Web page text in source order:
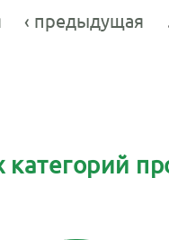
‹ предыдущая
категорий